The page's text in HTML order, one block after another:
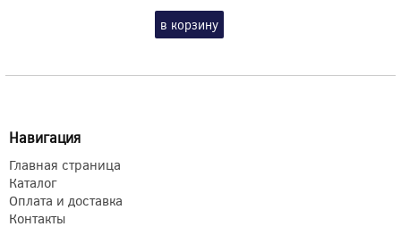
в корзину
Навигация
Главная страница
Каталог
Оплата и доставка
Контакты